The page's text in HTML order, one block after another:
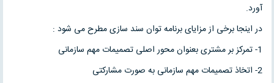
آورد.
در اینجا برخی از مزایای برنامه توان سند سازی مطرح می شود :
1- تمرکز بر مشتری بعنوان محور اصلی تصمیمات مهم سازمانی
2- اتخاذ تصمیمات مهم سازمانی به صورت مشارکتی